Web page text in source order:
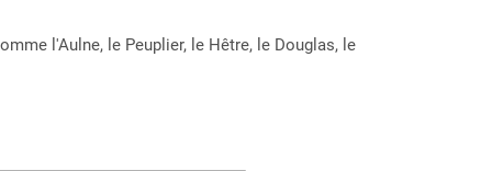
l'Aulne, le Peuplier, le Hêtre, le Douglas, le